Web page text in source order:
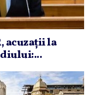
acuzaţii la